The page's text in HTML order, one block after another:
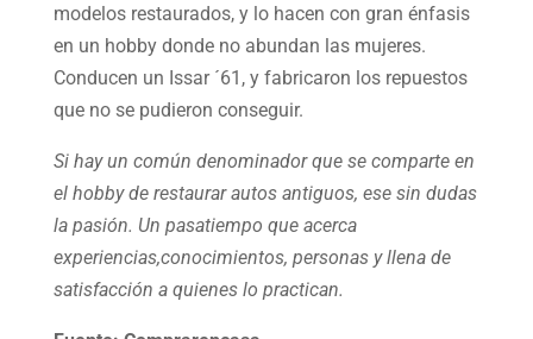
modelos restaurados, y lo hacen con gran énfasis
en un hobby donde no abundan las mujeres.
Conducen un Issar ´61, y fabricaron los repuestos
que no se pudieron conseguir.
Si hay un común denominador que se comparte en
el hobby de restaurar autos antiguos, ese sin dudas
la pasión. Un pasatiempo que acerca
experiencias,conocimientos, personas y llena de
satisfacción a quienes lo practican.